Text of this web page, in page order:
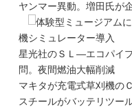
ヤンマー異動。増田氏が
体験型ミュージアム
機シミュレーター導入
星光社のＳＬ―エコパイ
問。夜間燃油大幅削減
マキタが充電式草刈機の
スチールがバッテリツー